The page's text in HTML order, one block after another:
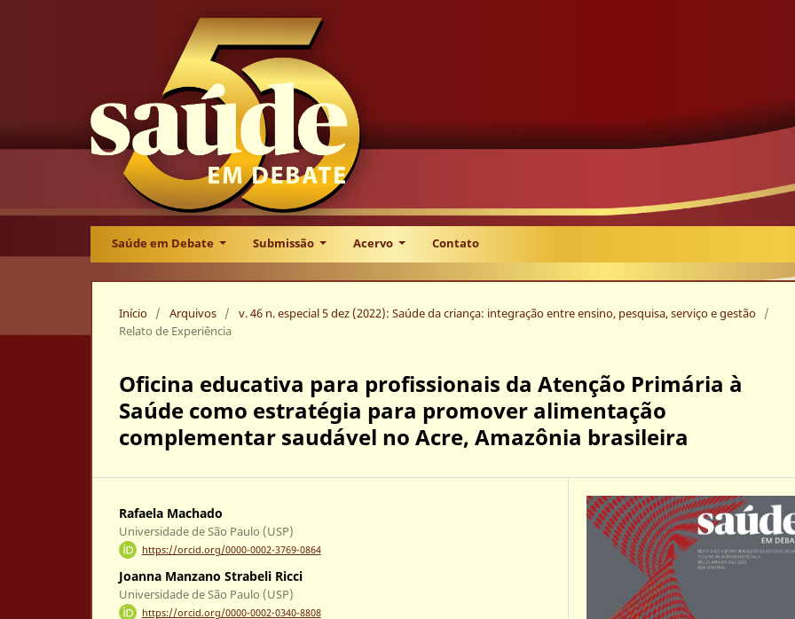
Saúde em Debate Submissão Acervo Contato
Início / Arquivos / v. 46 n. especial 5 dez (2022): Saúde da criança: integração entre ensino, pesquisa, serviço e gestão /
Relato de Experiência
Oficina educativa para profissionais da Atenção Primária à
Saúde como estratégia para promover alimentação
complementar saudável no Acre, Amazônia brasileira
Rafaela Machado
Universidade de São Paulo (USP)
https://orcid.org/0000-0002-3769-0864
Joanna Manzano Strabeli Ricci
Universidade de São Paulo (USP)
https://orcid.org/0000-0002-0340-8808